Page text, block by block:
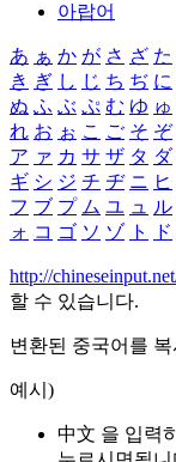
아랍어
あ ぁ か が さ ざ た
き ぎ し じ ち ぢ に
ぬ ふ ぶ ぷ む ゆ ゅ
れ お ぉ こ ご そ ぞ
ア ァ カ サ ザ タ ダ
ギ シ ジ チ ヂ ニ ヒ
フ ブ プ ム ユ ュ ル
ォ コ ゴ ソ ゾ ト ド
http://
할 수 있습니다.
변환된 중국어를
예시)
中文 을 입력